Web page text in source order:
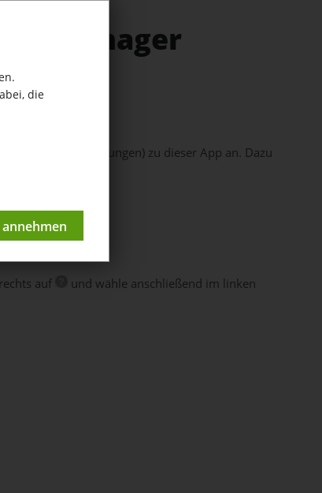
Manager
(Veröffentlichungen) zu dieser App an. Dazu
auf
und wähle anschließend im linken
die